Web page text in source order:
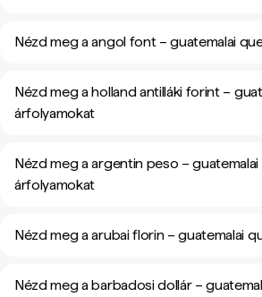
Nézd meg a angol font – guatemalai
Nézd meg a holland antilláki forint –
árfolyamokat
Nézd meg a argentin peso –
árfolyamokat
Nézd meg a arubai florin – guatemalai
Nézd meg a barbadosi dollár –